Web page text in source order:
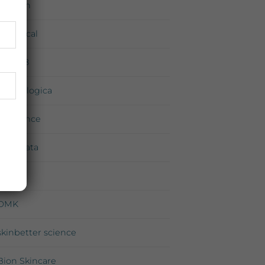
Environ
iS Clinical
Medik8
Dermalogica
Exuviance
Neostrata
science
Skincare